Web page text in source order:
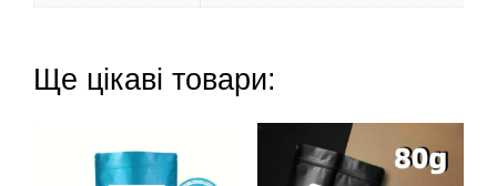
Ще цікаві товари: